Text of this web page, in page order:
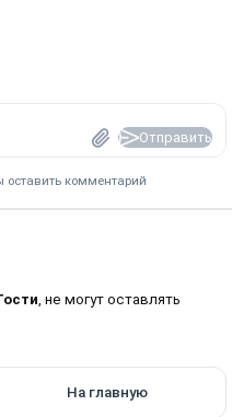
Отправить
оставить комментарий
, не могут оставлять
На главную